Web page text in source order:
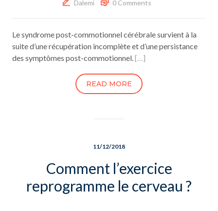
Dalemi
0 Comments
Le syndrome post-commotionnel cérébrale survient à la
suite d’une récupération incomplète et d’une persistance
des symptômes post-commotionnel.[…]
READ MORE
11/12/2018
Comment l’exercice
reprogramme le cerveau ?